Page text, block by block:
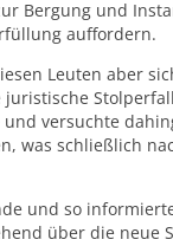
Bergung und
auffordern.
Leuten aber
versuchte
was schließlich
und so
über die neue